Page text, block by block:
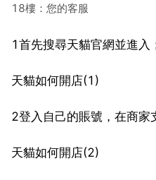
18樓：您的客服
1首先搜尋天貓官網並進入
天貓如何開店(1)
2登入自己的賬號，在商家
天貓如何開店(2)